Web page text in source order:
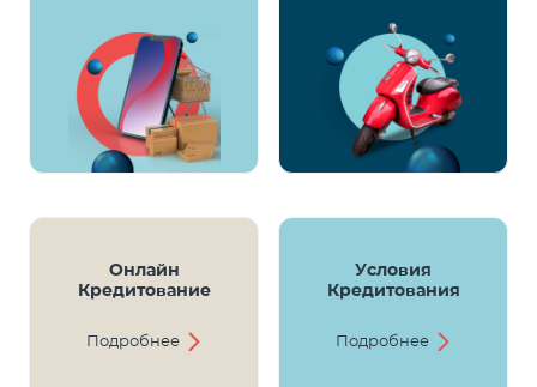
Онлайн
Кредитование
Подробнее
Условия
Кредитования
Подробнее